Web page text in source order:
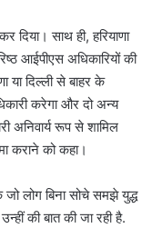
साथ ही, हरियाणा
आईपीएस अधिकारियों की
या दिल्ली से बाहर के
करेगा और दो अन्य
अनिवार्य रूप से शामिल
कराने को कहा।
जो लोग बिना सोचे समझे युद्ध
की बात की जा रही है.